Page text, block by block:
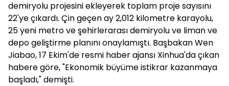
demiryolu projesini ekleyerek toplam proje sayısını
22'ye çıkardı. Çin geçen ay 2,012 kilometre karayolu,
25 yeni metro ve şehirlerarası demiryolu ve liman ve
depo geliştirme planını onaylamıştı. Başbakan Wen
Jiabao, 17 Ekim'de resmi haber ajansı Xinhua'da çıkan
habere göre, "Ekonomik büyüme istikrar kazanmaya
başladı," demişti.